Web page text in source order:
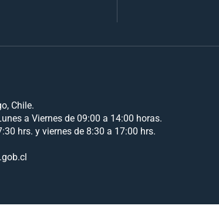
Chile.
a Viernes de 09:00 a 14:00 horas.
hrs. y viernes de 8:30 a 17:00 hrs.